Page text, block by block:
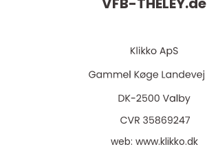
web: www.klikko.dk